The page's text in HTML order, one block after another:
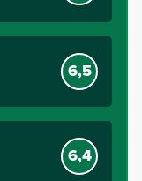
6,5
6,4